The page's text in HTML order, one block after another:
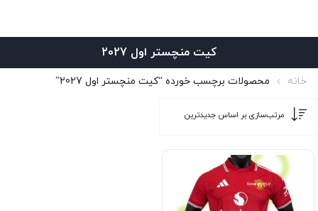
کیت منچستر اول 2027
خانه محصولات برچسب خورده “کیت منچستر اول 2027”